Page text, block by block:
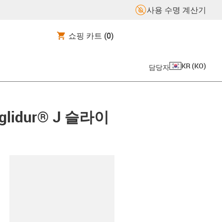
사용 수명 계산기
쇼핑 카트 (0)
담당자 KR (KO)
J 슬라이